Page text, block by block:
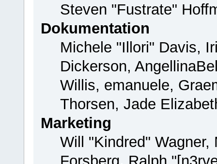
Steven "Fustrate"
Dokumentation
Michele "Illori" Davis,
Dickerson,
Willis, emanuele,
Thorsen, Jade
Marketing
Will "Kindred" Wagner,